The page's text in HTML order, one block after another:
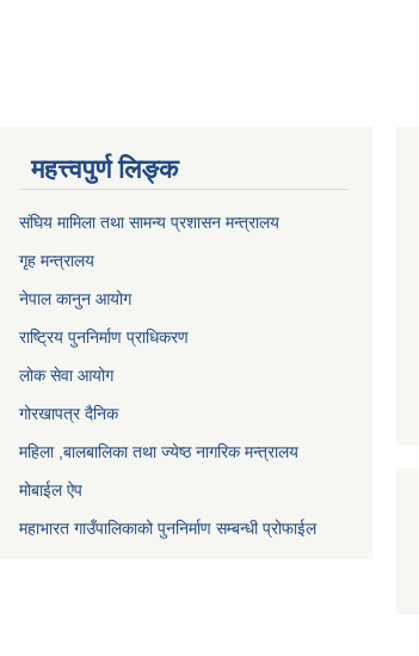
महत्त्वपुर्ण लिङ्क
संघिय मामिला तथा सामन्य प्रशासन मन्त्रालय
गृह मन्त्रालय
नेपाल कानुन आयोग
राष्ट्रिय पुननिर्माण प्राधिकरण
लोक सेवा आयोग
गोरखापत्र दैनिक
महिला ,बालबालिका तथा ज्येष्ठ नागरिक मन्त्रालय
मोबाईल ऐप
महाभारत गाउँपालिकाको पुननिर्माण सम्बन्धी प्रोफाईल